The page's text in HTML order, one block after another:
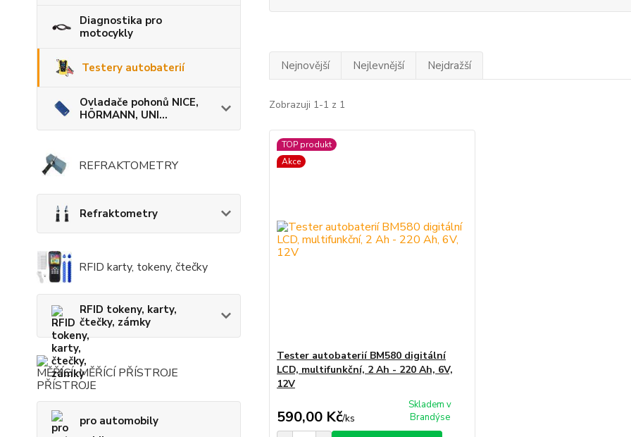
Diagnostika pro
motocykly
Testery autobaterií
Ovladače pohonů NICE,
HÖRMANN, UNI...
REFRAKTOMETRY
Refraktometry
RFID karty, tokeny, čtečky
RFID tokeny, karty,
čtečky, zámky
MĚŘÍCÍ PŘÍSTROJE
pro automobily
Nejnovější Nejlevnější Nejdražší
Zobrazuji 1-1 z 1
TOP produkt
Akce
Tester autobaterií BM580 digitální
LCD, multifunkční, 2 Ah - 220 Ah, 6V,
12V
590,00 Kč/ks
Skladem v
Brandýse